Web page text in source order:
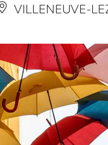
VILLENEUVE-